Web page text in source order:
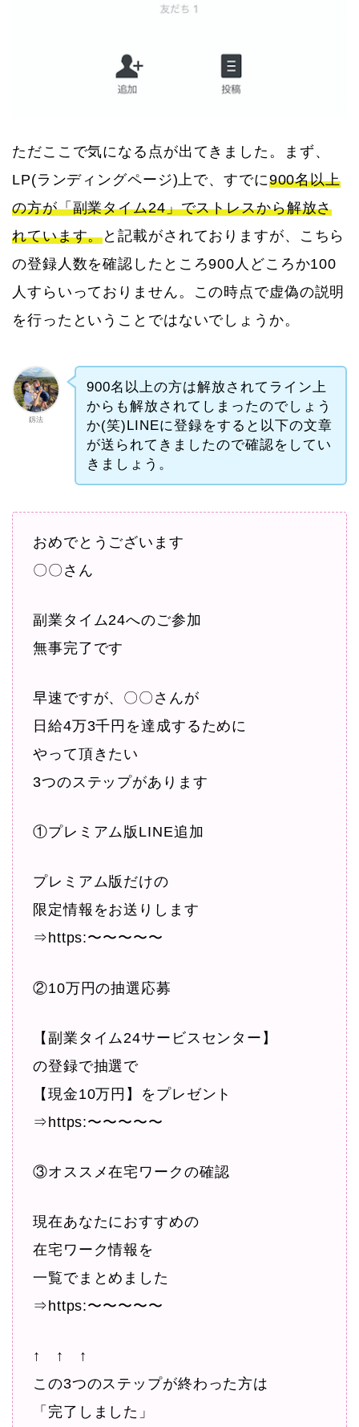
ただここで気になる点が出てきました。まず、
LP(ランディングページ)上で、すでに900名以上
の方が「副業タイム24」でストレスから解放さ
れています。と記載がされておりますが、こちら
の登録人数を確認したところ900人どころか100
人すらいっておりません。この時点で虚偽の説明
を行ったということではないでしょうか。
釼法
900名以上の方は解放されてライン上
からも解放されてしまったのでしょう
か(笑)LINEに登録をすると以下の文章
が送られてきましたので確認をしてい
きましょう。
おめでとうございます
〇〇さん
副業タイム24へのご参加
無事完了です
早速ですが、〇〇さんが
日給4万3千円を達成するために
やって頂きたい
3つのステップがあります
①プレミアム版LINE追加
プレミアム版だけの
限定情報をお送りします
⇒https:〜〜〜〜〜
②10万円の抽選応募
【副業タイム24サービスセンター】
の登録で抽選で
【現金10万円】をプレゼント
⇒https:〜〜〜〜〜
③オススメ在宅ワークの確認
現在あなたにおすすめの
在宅ワーク情報を
一覧でまとめました
⇒https:〜〜〜〜〜
↑ ↑ ↑
この3つのステップが終わった方は
「完了しました」